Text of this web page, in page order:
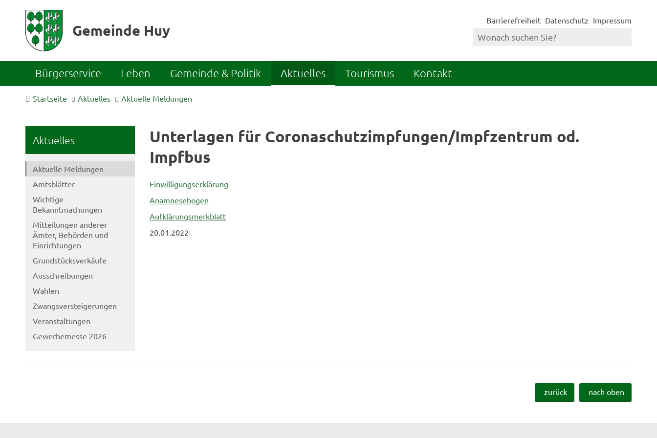
Gemeinde Huy
Barrierefreiheit Datenschutz Impressum
Bürgerservice Leben Gemeinde & Politik Aktuelles Tourismus Kontakt
Startseite Aktuelles Aktuelle Meldungen
Aktuelles
Aktuelle Meldungen
Amtsblätter
Wichtige
Bekanntmachungen
Mitteilungen anderer
Ämter, Behörden und
Einrichtungen
Grundstücksverkäufe
Ausschreibungen
Wahlen
Zwangsversteigerungen
Veranstaltungen
Gewerbemesse 2026
Unterlagen für Coronaschutzimpfungen/Impfzentrum od.
Impfbus
Einwilligungserklärung
Anamnesebogen
Aufklärungsmerkblatt
20.01.2022
zurück nach oben